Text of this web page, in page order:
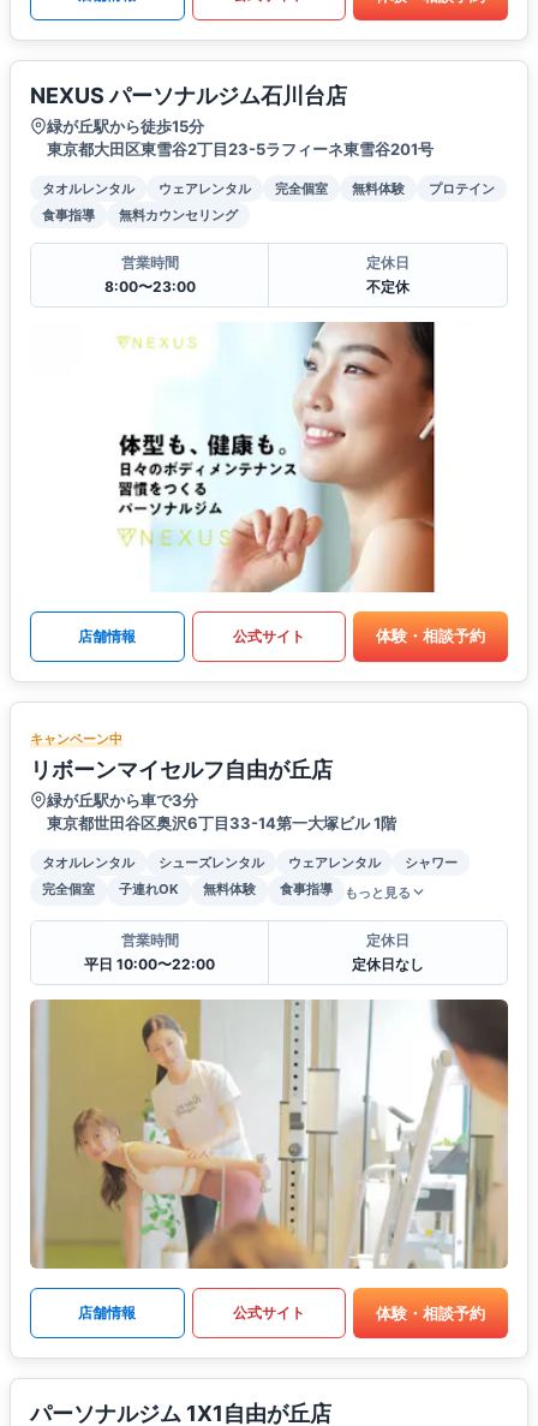
NEXUS パーソナルジム石川台店
緑が丘駅から徒歩15分
東京都大田区東雪谷2丁目23-5ラフィーネ東雪谷201号
タオルレンタル ウェアレンタル 完全個室 無料体験
プロテイン
食事指導
無料カウンセリング
営業時間
8:00〜23:00
定休日
不定休
店舗情報 公式サイト 体験・相談予約
キャンペーン中
リボーンマイセルフ自由が丘店
緑が丘駅から車で3分
東京都世田谷区奥沢6丁目33-14第一大塚ビル 1階
タオルレンタル シューズレンタル ウェアレンタル
シャワー
完全個室
子連れOK 無料体験 食事指導 もっと見る
営業時間
平日 10:00〜22:00
定休日
定休日なし
店舗情報 公式サイト 体験・相談予約
パーソナルジム 1X1自由が丘店